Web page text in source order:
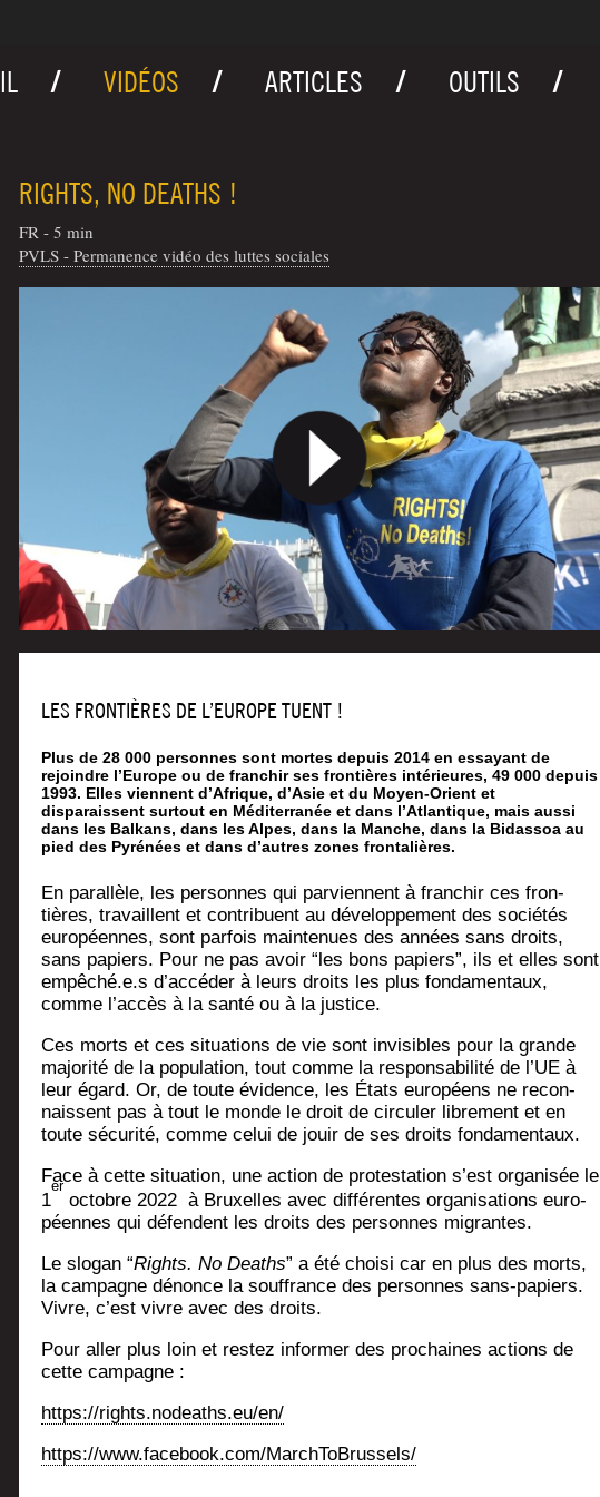
VIDÉOS ARTICLES OUTILS
RIGHTS, NO DEATHS !
FR - 5 min
PVLS - Permanence vidéo des luttes sociales
LES FRONTIÈRES DE L’EUROPE TUENT !
Plus de 28 000 personnes sont mortes depuis 2014 en essayant de
rejoindre l’Europe ou de franchir ses frontières intérieures, 49 000 depuis
1993. Elles viennent d’Afrique, d’Asie et du Moyen-Orient et
disparaissent surtout en Méditerranée et dans l’Atlantique, mais aussi
dans les Balkans, dans les Alpes, dans la Manche, dans la Bidassoa au
pied des Pyrénées et dans d’autres zones frontalières.
En paral­lèle, les per­sonnes qui par­viennent à fran­chir ces fron­
tières, tra­vaillent et contri­buent au déve­lop­pe­ment des socié­tés
euro­péennes, sont par­fois main­te­nues des années sans droits,
sans papiers. Pour ne pas avoir “les bons papiers”, ils et elles sont
empêché.e.s d’accéder à leurs droits les plus fon­da­men­taux,
comme l’accès à la san­té ou à la justice.
Ces morts et ces situa­tions de vie sont invi­sibles pour la grande
majo­ri­té de la popu­la­tion, tout comme la res­pon­sa­bi­li­té de l’UE à
leur égard. Or, de toute évi­dence, les États euro­péens ne recon­
naissent pas à tout le monde le droit de cir­cu­ler libre­ment et en
toute sécu­ri­té, comme celui de jouir de ses droits fondamentaux.
Face à cette situa­tion, une action de pro­tes­ta­tion s’est orga­ni­sée le
1
er
octobre 2022 à Bruxelles avec dif­fé­rentes orga­ni­sa­tions euro­
péennes qui défendent les droits des per­sonnes migrantes.
Le slo­gan “Rights. No Deaths” a été choi­si car en plus des morts,
la cam­pagne dénonce la souf­france des per­sonnes sans-papiers.
Vivre, c’est vivre avec des droits.
Pour aller plus loin et res­tez infor­mer des pro­chaines actions de
cette campagne :
https://rights.nodeaths.eu/en/
https://www.facebook.com/MarchToBrussels/